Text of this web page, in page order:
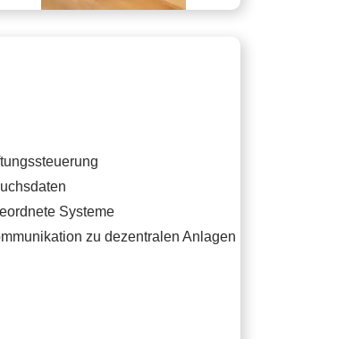
Systeme
zu dezentralen Anlagen